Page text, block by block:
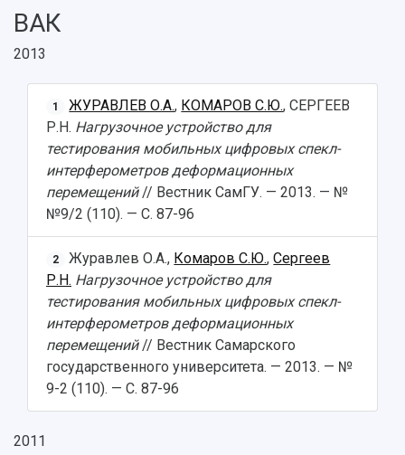
НАЗАД
Об университете
Ключевые факты
Рейтинги
Руководство
Наблюдательный совет
Попечительский совет
Ученый совет
Ректорат
Кадровый резерв
Новости
Бортжурнал
Объявления
События
СМИ об университете
Пресс-центр
Газета "Полет"
Газета "Самарский университет"
Образование
Абитуриенту
Бакалавриат и специалитет
Магистратура
Аспирантура
Формы обучения
Учебные планы
Дополнительное образование
Институты и факультеты
Научно-исследовательская деятельность
Научные школы и ведущие научные коллективы
Диссертационные советы
Подготовка научных кадров
Конкурс на замещение должностей научных
работников
Научно-технический совет
Научные проекты и темы
Аспирантура и докторантура
ВАК
2013
1 ЖУРАВЛЕВ О.А., КОМАРОВ С.Ю., СЕРГЕЕВ
Р.Н. Нагрузочное устройство для
тестирования мобильных цифровых спекл-
интерферометров деформационных
перемещений// Вестник СамГУ. — 2013. — №
№9/2 (110). — С. 87-96
2 Журавлев О.А., Комаров С.Ю.,Сергеев
Р.Н. Нагрузочное устройство для
тестирования мобильных цифровых спекл-
интерферометров деформационных
перемещений// Вестник Самарского
государственного университета. — 2013. — №
9-2 (110). — С. 87-96
2011